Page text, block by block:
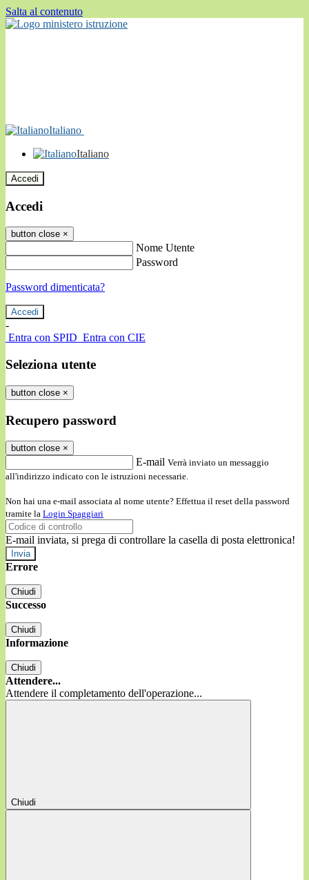
Salta al contenuto
Italiano
Italiano
Accedi
Accedi
button close ×
Nome Utente
Password
Password dimenticata?
-
Entra con SPID Entra con CIE
Seleziona utente
button close ×
Recupero password
button close ×
E-mail Verrà inviato un messaggio
all'indirizzo indicato con le istruzioni necessarie.
Non hai una e-mail associata al nome utente? Effettua il reset della password
tramite la Login Spaggiari
E-mail inviata, si prega di controllare la casella di posta elettronica!
Errore
Chiudi
Successo
Chiudi
Informazione
Chiudi
Attendere...
Attendere il completamento dell'operazione...
Chiudi